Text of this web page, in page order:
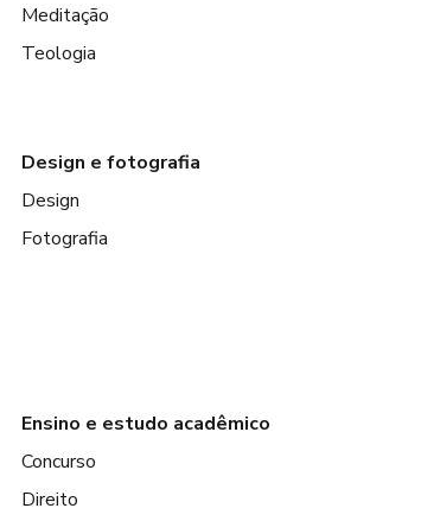
Meditação
Teologia
Design e fotografia
Design
Fotografia
Ensino e estudo acadêmico
Concurso
Direito